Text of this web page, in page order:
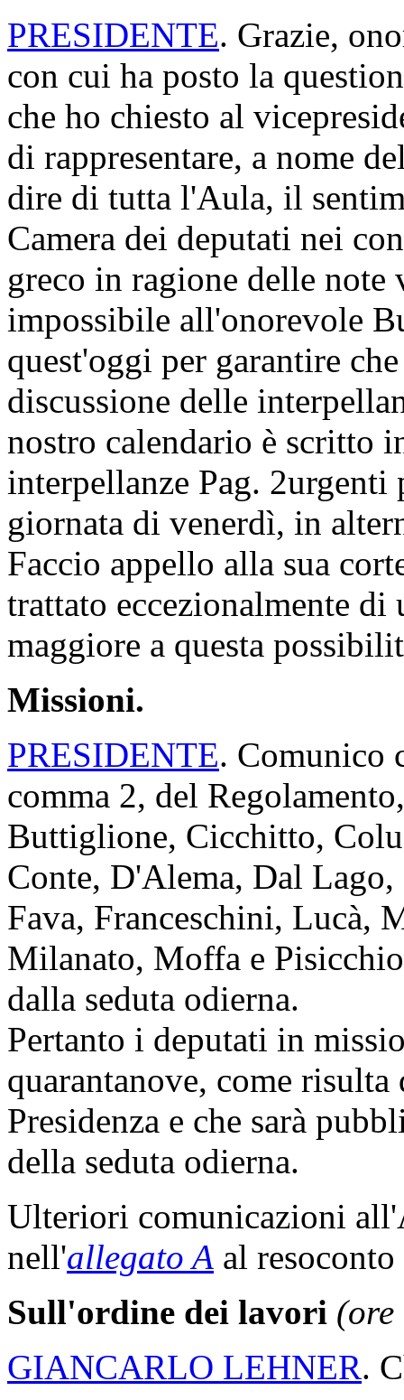
PRESIDENTE. Grazie,
con cui ha posto la
che ho chiesto al
di rappresentare, a nome
dire di tutta l'Aula, il
Camera dei deputati nei
greco in ragione delle note
impossibile all'onorevole
quest'oggi per garantire
discussione delle
nostro calendario è scritto
interpellanze Pag. 2urgenti
giornata di venerdì, in
Faccio appello alla sua
trattato eccezionalmente di
maggiore a questa
Missioni.
PRESIDENTE. Comunico
comma 2, del
Buttiglione, Cicchitto,
Conte, D'Alema, Dal
Fava, Franceschini, Lucà,
Milanato, Moffa e
dalla seduta odierna.
Pertanto i deputati in
quarantanove, come
Presidenza e che sarà
della seduta odierna.
Ulteriori comunicazioni
nell'allegato A al
Sull'ordine dei lavori (ore
GIANCARLO LEHNER.